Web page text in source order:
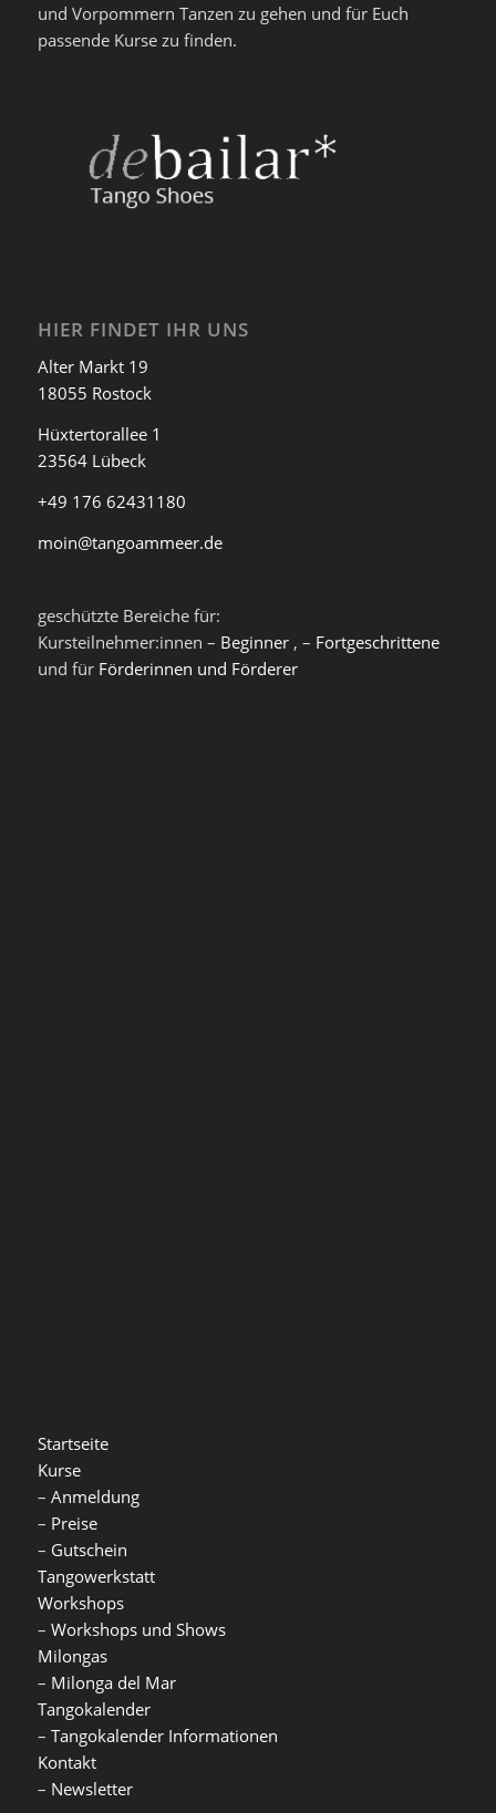
und Vorpommern Tanzen zu gehen und für Euch
passende Kurse zu finden.
HIER FINDET IHR UNS
Alter Markt 19
18055 Rostock
Hüxtertorallee 1
23564 Lübeck
+49 176 62431180
moin@tangoammeer.de
geschützte Bereiche für:
Kursteilnehmer:innen – Beginner, – Fortgeschrittene
und für Förderinnen und Förderer
Startseite
Kurse
– Anmeldung
– Preise
– Gutschein
Tangowerkstatt
Workshops
– Workshops und Shows
Milongas
– Milonga del Mar
Tangokalender
– Tangokalender Informationen
Kontakt
– Newsletter